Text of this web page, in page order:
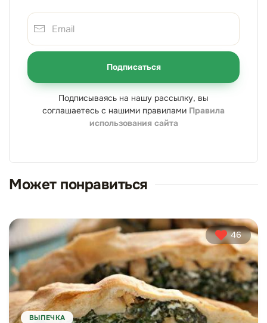
Подписаться
Подписываясь на нашу рассылку, вы
соглашаетесь с нашими правилами Правила
использования сайта
Может понравиться
46
ВЫПЕЧКА